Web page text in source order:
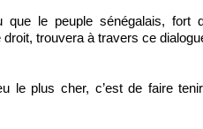
que le peuple sénégalais,
droit, trouvera à travers ce
le plus cher, c’est de faire